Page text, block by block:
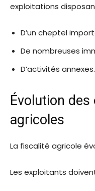
exploitations
D’un cheptel
De nombreuses
D’activités annexes.
Évolution
agricoles
La fiscalité agricole
Les exploitants